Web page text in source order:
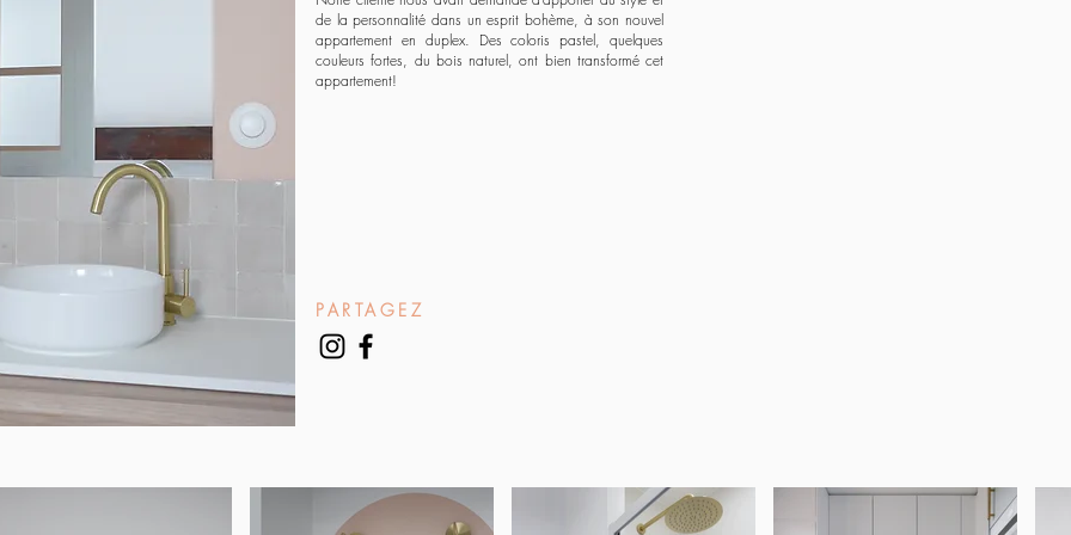
de la personnalité dans un esprit bohème, à son nouvel
appartement en duplex. Des coloris pastel, quelques
couleurs fortes, du bois naturel, ont bien transformé cet
appartement!
PARTAGEZ